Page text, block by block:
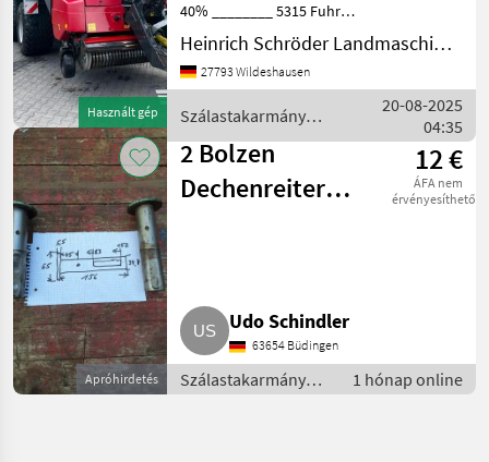
Használt gép
40% ________ 5315 Fuhren,
2732 Betriebsstunden,
Druckluftbremsanlage,
Nachlauflenkachse, 38
Laufrolle unter der
Heinrich Schröder Landmaschinen KG Wildeshausen
27793 Wildeshausen
Szálastakarmány
betakarítók / Lely
20-08-2025
04:35
Apróhirdetés
2 Bolzen
Dechenreiter
12 €
ÁFA nem
érvényesíthető
Udo Schindler
63654 Büdingen
Szálastakarmány
betakarítók /
1 hónap online